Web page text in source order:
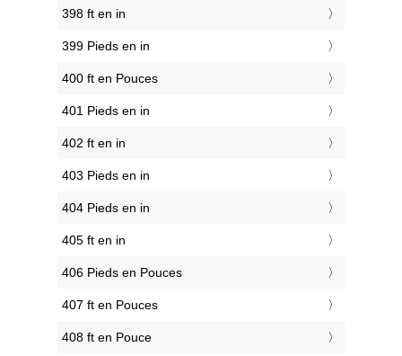
398 ft en in
399 Pieds en in
400 ft en Pouces
401 Pieds en in
402 ft en in
403 Pieds en in
404 Pieds en in
405 ft en in
406 Pieds en Pouces
407 ft en Pouces
408 ft en Pouce